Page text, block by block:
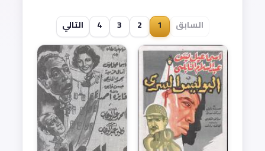
السابق 1
2
3
4 التالي